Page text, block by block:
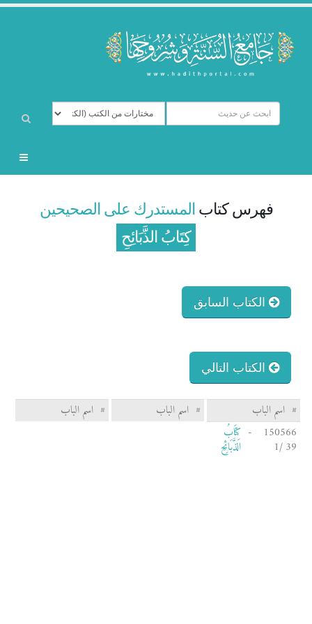
فهرس كتاب المستدرك على الصحيحين
كِتَابُ الذَّبَائِحِ
الكتاب السابق
الكتاب التالي
# اسم الباب # اسم الباب # اسم الباب
150566 -
39 /1
كِتَابُ
الذَّبَائِحِ